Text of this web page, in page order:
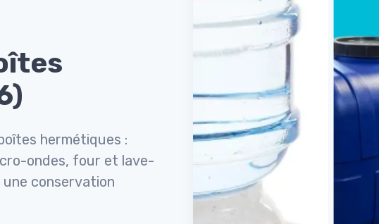
hermétiques :
ondes, four et lave-
conservation